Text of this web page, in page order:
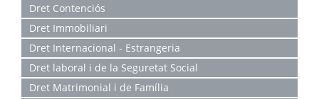
Dret Contenciós
Dret Immobiliari
Dret Internacional - Estrangeria
Dret laboral i de la Seguretat Social
Dret Matrimonial i de Família